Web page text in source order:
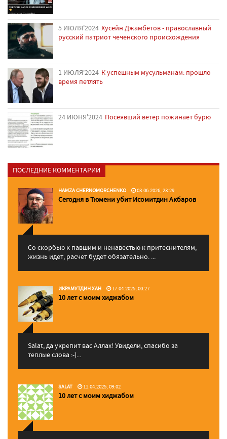
5 ИЮЛЯ'2024 Хусейн Джамбетов - православный
русский патриот чеченского происхождения
1 ИЮЛЯ'2024 К успешным мусульманам: прошло
время петлять
24 ИЮНЯ'2024 Посеявший ветер пожинает бурю
ПОСЛЕДНИЕ КОММЕНТАРИИ
HAMZA CHERNOMORCHENKO 03.06.2026, 23:29
Сегодня в Тюмени убит Исомитдин Акбаров
Со скорбью к павшим и ненавестью к притеснителям,
жизнь идет, расчет будет обязательно. ...
ИКРАМУТДИН ХАН 17.04.2025, 00:27
10 лет с моим хиджабом
Salat, да укрепит вас Аллаx! Увидели, спасибо за
теплые слова :-)...
SALAT 11.04.2025, 09:02
10 лет с моим хиджабом